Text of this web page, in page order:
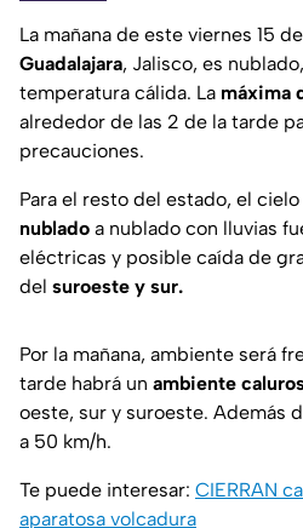
La mañana de este viernes 15
Guadalajara, Jalisco, es
temperatura cálida. La máxima
alrededor de las 2 de la tarde
precauciones.
Para el resto del estado, el cielo
nublado a nublado con lluvias
eléctricas y posible caída de
del suroeste y sur.
Por la mañana, ambiente será
tarde habrá un ambiente
oeste, sur y suroeste. Además
a 50 km/h.
Te puede interesar: CIERRAN
aparatosa volcadura